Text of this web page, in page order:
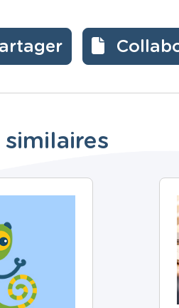
similaires